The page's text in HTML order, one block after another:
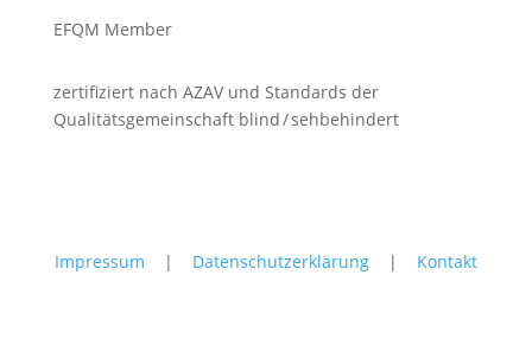
EFQM Member
zertifiziert nach AZAV und Standards der
Qualitätsgemeinschaft blind / sehbehindert
Impressum | Datenschutzerklärung | Kontakt